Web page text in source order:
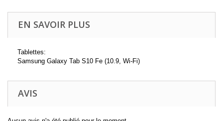
EN SAVOIR PLUS
Tablettes:
Samsung Galaxy Tab S10 Fe (10.9, Wi-Fi)
AVIS